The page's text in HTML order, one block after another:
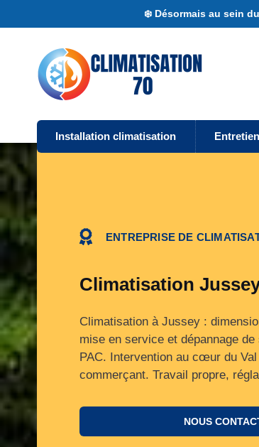
❄️ Désormais au sein
Installation climatisation
ENTREPRISE DE
Climatisation
Climatisation à Jussey :
mise en service et dépannage
PAC. Intervention au cœur du
commerçant. Travail propre,
NOUS